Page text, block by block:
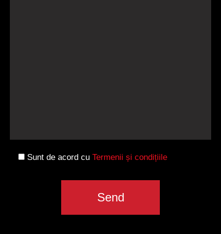
Sunt de acord cu Termenii și condițiile